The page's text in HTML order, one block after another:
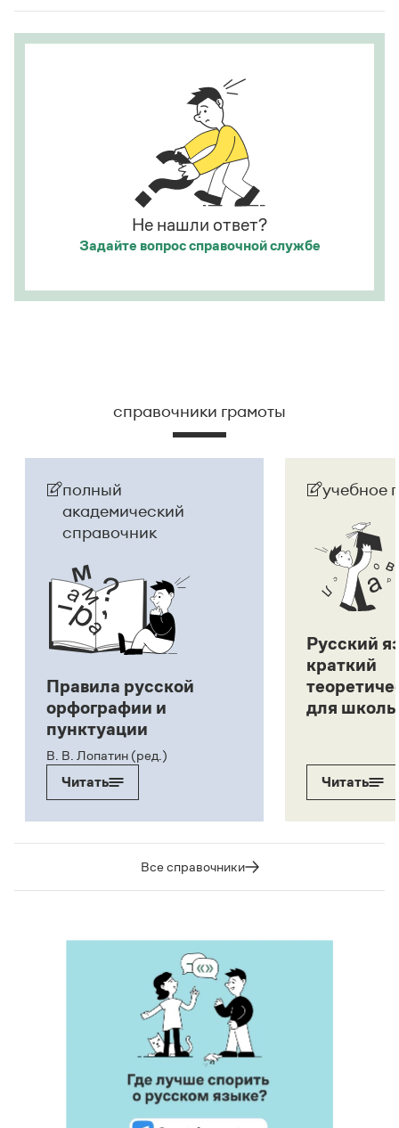
Научпоп
Все книги
Я знаю, что на стенах своей квартиры вы
развесили разные географические карты
Страница ответа
Не нашли ответ?
Задайте вопроссправочной службе
справочники грамоты
полный
академический
справочник
Правила русской
орфографии и
пунктуации
В. В. Лопатин (ред.)
Читать
учебное
Русский
краткий
для
Читать
Все справочники